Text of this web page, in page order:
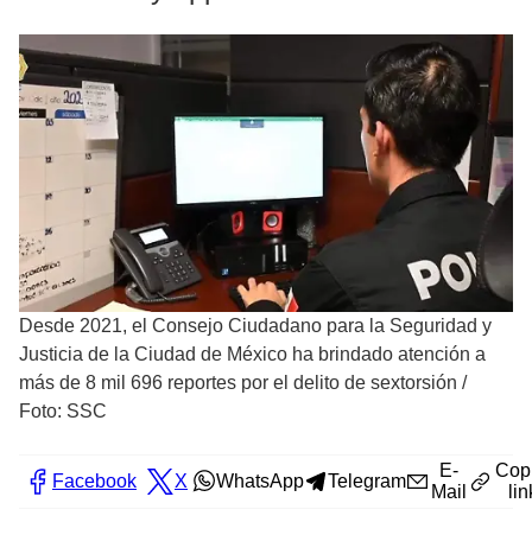
Desde 2021, el Consejo Ciudadano para la Seguridad y
Justicia de la Ciudad de México ha brindado atención a
más de 8 mil 696 reportes por el delito de sextorsión /
Foto: SSC
Facebook X WhatsApp Telegram
E-
Mail